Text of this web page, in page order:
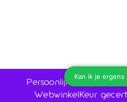
Persoonlijk advies door
WebwinkelKeur